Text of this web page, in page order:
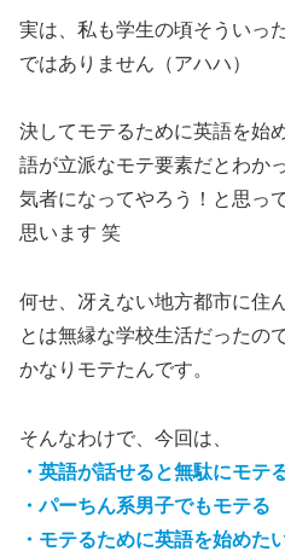
実は、私も学生の頃そういっ
ではありません（アハハ）
決してモテるために英語を始
語が立派なモテ要素だとわか
気者になってやろう！と思っ
思います 笑
何せ、冴えない地方都市に住
とは無縁な学校生活だったの
かなりモテたんです。
そんなわけで、今回は、
・英語が話せると無駄にモテ
・パーちん系男子でもモテる
・モテるために英語を始めた